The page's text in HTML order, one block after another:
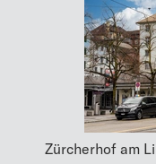
Zürcherhof am